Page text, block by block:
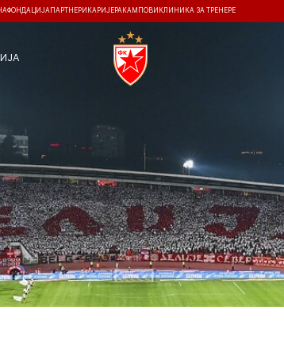
ФОНДАЦИЈА ПАРТНЕРИ КАРИЈЕРА КАМПОВИ КЛИНИКА ЗА ТРЕНЕРЕ